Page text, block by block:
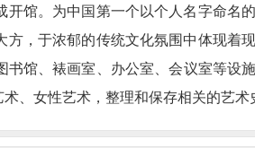
开馆。为中国第一个以个人名字命
，于浓郁的传统文化氛围中体现着
馆、裱画室、办公室、会议室等
、女性艺术，整理和保存相关的艺